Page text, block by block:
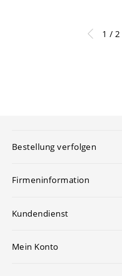
1 / 2
Bestellung verfolgen
Firmeninformation
Kundendienst
Mein Konto